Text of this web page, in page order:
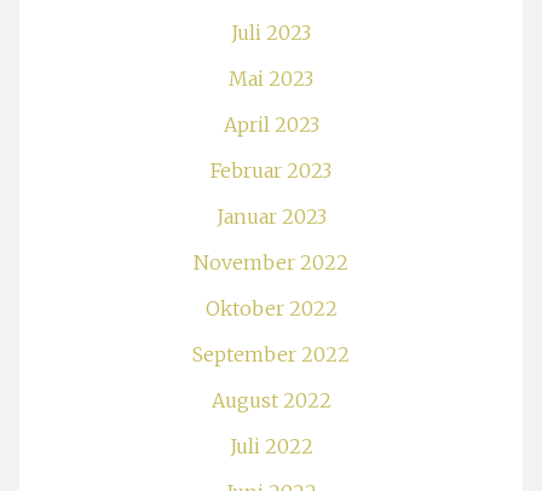
Juli 2023
Mai 2023
April 2023
Februar 2023
Januar 2023
November 2022
Oktober 2022
September 2022
August 2022
Juli 2022